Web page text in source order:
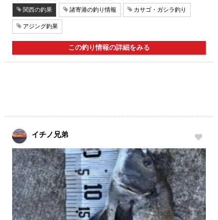
関西の釣果 諸寄港の釣り情報 カサゴ・ガシラ釣り
アジング釣果
この釣り情報の詳細をみる
イチノ兄弟